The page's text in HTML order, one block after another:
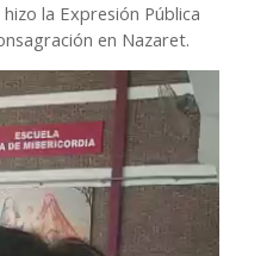
la Expresión Pública
en Nazaret.